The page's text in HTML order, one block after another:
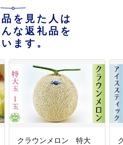
を見た人は
な返礼品を
ます。
クラウンメロン 特大